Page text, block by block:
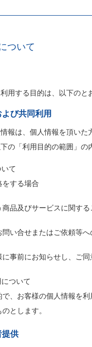
ついて
用する目的は、以下のと
よび共同利用
報は、個人情報を頂い
の「利用目的の範囲」
て
する場合
商品及びサービスに関す
問い合せまたはご依頼等
に事前にお知らせし、ご
ついて
、お客様の個人情報を
とします。
提供